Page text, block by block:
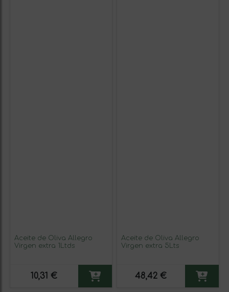
Aceite de Oliva Allegro
Virgen extra 1Ltds
10,31 €
Aceite de Oliva Allegro
Virgen extra 5Lts
48,42 €